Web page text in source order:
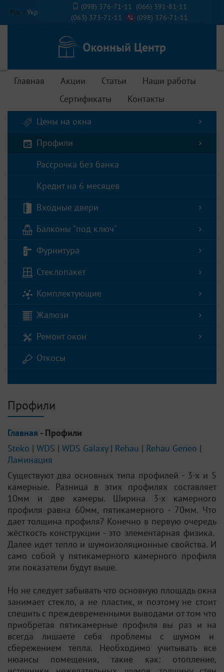
Рус / Укр
(098) 376-71-11 (066) 391-81-11
(063) 373-71-11
(098) 376-71-11
Главная Акции Статьи
Наши работы
Сертификаты
Контакты
Цены на окна
Профили
Рассрочка без банка
Кредит на 6 месяцев
Входные двери
Балконы "под ключ"
Фурнитура
Стеклопакет
Комплектующие
Жалюзи
Ремонт окон
Откосы
Профили
Главная - Профили
Steko | WDS | WDS Galaxy| Rehau | Rehau Geneo |
Ламинация
Существуют два основных типа профилей - 3-х и 5
камерные. Разница в этих профилях составляет
10мм и две камеры. Ширина 3-х камерного
профиля равна 60мм, пятикамерного - 70мм. Что
дает толщина профиля? Конечно в первую очередь
жёсткость конструкции - это элементарная физика.
Далее идет тепло и шумоизоляционные свойства. И
само собой у пятикамерного камерного профиля
эти показатели будут выше.
Но не следует забывать что основную площадь окна
занимает стекло, а не пластик, и поэтому не стоит
спешить с преждевременными выводами от том что
приобретая пятикамерные профиля вы раз и на
всегда лишаете себя проблемы с шумом и
сбережением тепла. Необходимо учитывать все
нюансы помещения, такие как: отопление,